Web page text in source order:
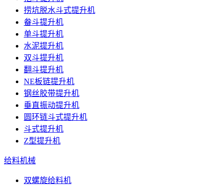
捞坑脱水斗式提升机
畚斗提升机
单斗提升机
水泥提升机
双斗提升机
翻斗提升机
NE板链提升机
钢丝胶带提升机
垂直振动提升机
圆环链斗式提升机
斗式提升机
Z型提升机
给料机械
双螺旋给料机